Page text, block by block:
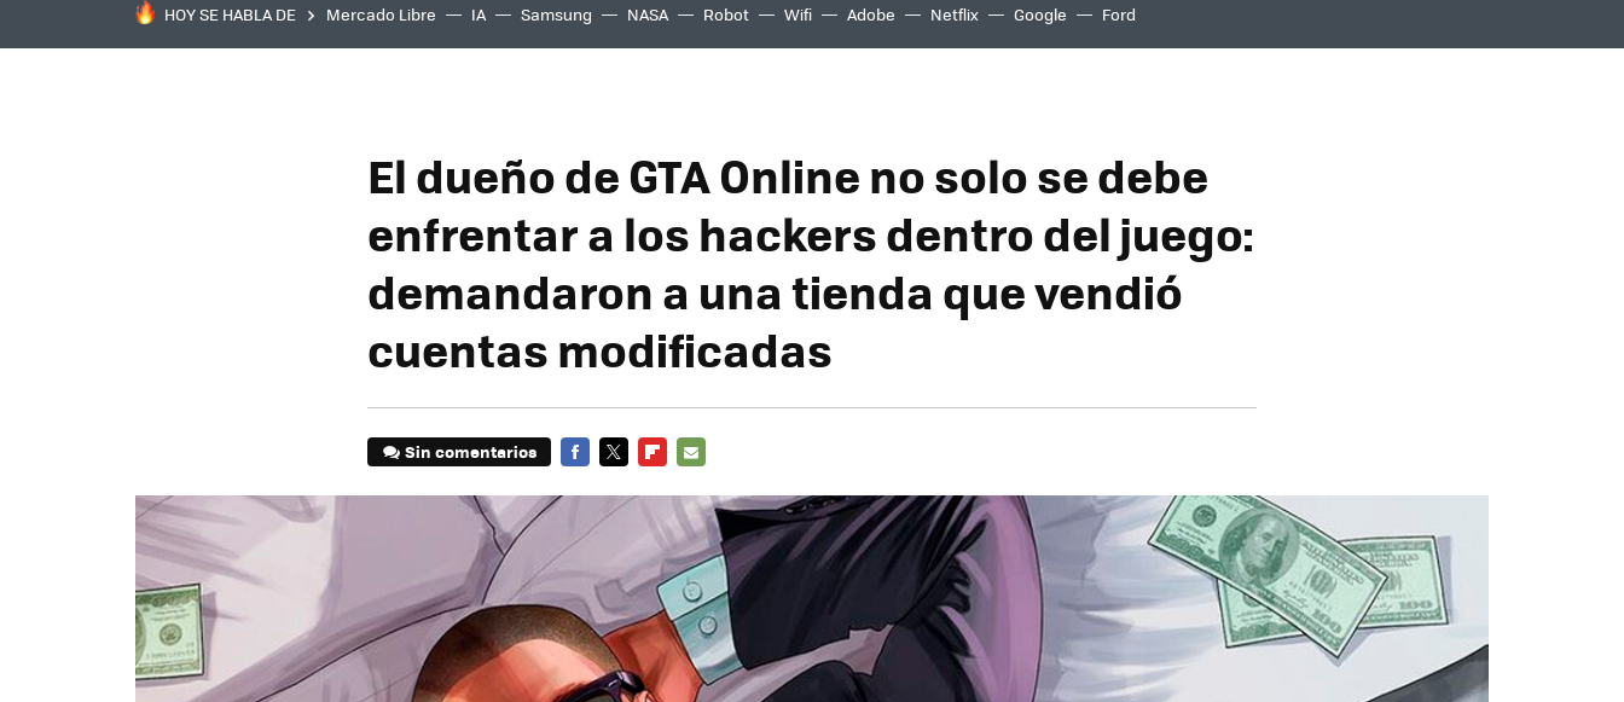
HOY SE HABLA DE Mercado Libre IA Samsung NASA Robot Wifi Adobe Netflix Google Ford
El dueño de GTA Online no solo se debe
enfrentar a los hackers dentro del juego:
demandaron a una tienda que vendió
cuentas modificadas
Sin comentarios
MAIL